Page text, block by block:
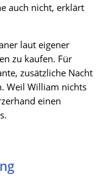
auch nicht, erklärt
laut eigener
zu kaufen. Für
zusätzliche Nacht
Weil William nichts
einen